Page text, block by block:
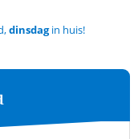
dinsdagin huis!